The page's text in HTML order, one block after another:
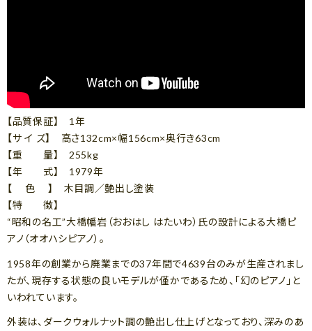
【品質保証】 1年
【サ イ ズ】 高さ132cm×幅156cm×奥行き63cm
【重 量】 255kg
【年 式】 1979年
【 色 】 木目調／艶出し塗装
【特 徴】
“昭和の名工”大橋幡岩（おおはし はたいわ）氏の設計による大橋ピ
アノ（オオハシピアノ）。
1958年の創業から廃業までの37年間で4639台のみが生産されまし
たが、現存する状態の良いモデルが僅かであるため、「幻のピアノ」と
いわれています。
外装は、ダークウォルナット調の艶出し仕上げとなっており、深みのあ